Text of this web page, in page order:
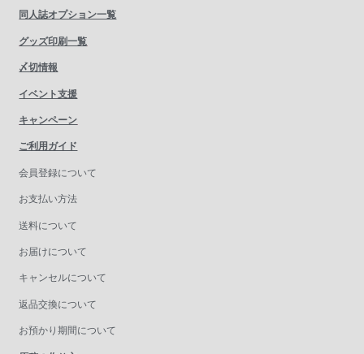
同人誌オプション一覧
グッズ印刷一覧
〆切情報
イベント支援
キャンペーン
ご利用ガイド
会員登録について
お支払い方法
送料について
お届けについて
キャンセルについて
返品交換について
お預かり期間について